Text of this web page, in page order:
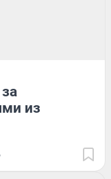
из